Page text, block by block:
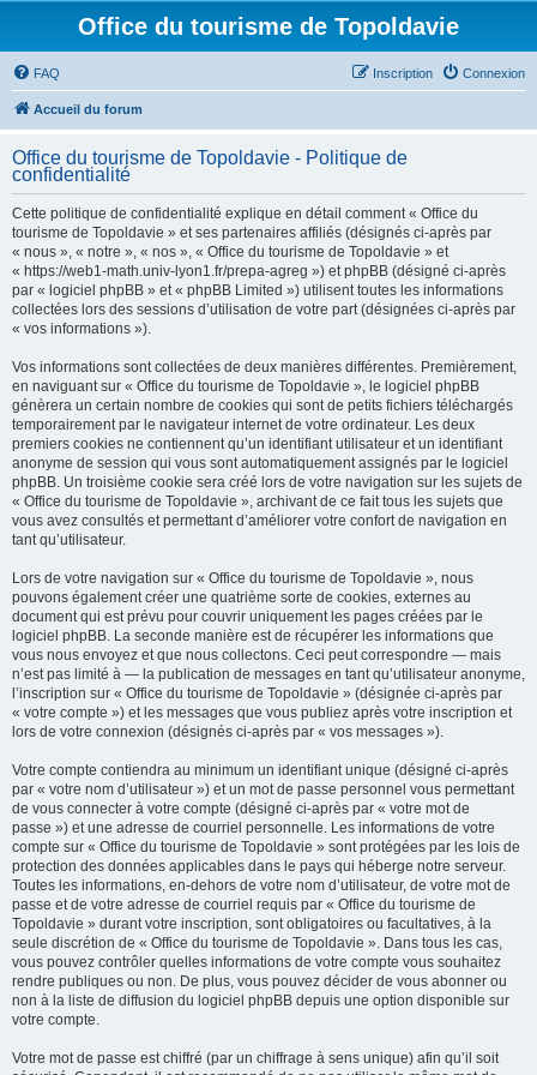
Office du tourisme de Topoldavie
FAQ Connexion
Inscription
Accueil du forum
Office du tourisme de Topoldavie - Politique de
confidentialité
Cette politique de confidentialité explique en détail comment « Office du
tourisme de Topoldavie » et ses partenaires affiliés (désignés ci-après par
« nous », « notre », « nos », « Office du tourisme de Topoldavie » et
« https://web1-math.univ-lyon1.fr/prepa-agreg ») et phpBB (désigné ci-après
par « logiciel phpBB » et « phpBB Limited ») utilisent toutes les informations
collectées lors des sessions d’utilisation de votre part (désignées ci-après par
« vos informations »).
Vos informations sont collectées de deux manières différentes. Premièrement,
en naviguant sur « Office du tourisme de Topoldavie », le logiciel phpBB
génèrera un certain nombre de cookies qui sont de petits fichiers téléchargés
temporairement par le navigateur internet de votre ordinateur. Les deux
premiers cookies ne contiennent qu’un identifiant utilisateur et un identifiant
anonyme de session qui vous sont automatiquement assignés par le logiciel
phpBB. Un troisième cookie sera créé lors de votre navigation sur les sujets de
« Office du tourisme de Topoldavie », archivant de ce fait tous les sujets que
vous avez consultés et permettant d’améliorer votre confort de navigation en
tant qu’utilisateur.
Lors de votre navigation sur « Office du tourisme de Topoldavie », nous
pouvons également créer une quatrième sorte de cookies, externes au
document qui est prévu pour couvrir uniquement les pages créées par le
logiciel phpBB. La seconde manière est de récupérer les informations que
vous nous envoyez et que nous collectons. Ceci peut correspondre — mais
n’est pas limité à — la publication de messages en tant qu’utilisateur anonyme,
l’inscription sur « Office du tourisme de Topoldavie » (désignée ci-après par
« votre compte ») et les messages que vous publiez après votre inscription et
lors de votre connexion (désignés ci-après par « vos messages »).
Votre compte contiendra au minimum un identifiant unique (désigné ci-après
par « votre nom d’utilisateur ») et un mot de passe personnel vous permettant
de vous connecter à votre compte (désigné ci-après par « votre mot de
passe ») et une adresse de courriel personnelle. Les informations de votre
compte sur « Office du tourisme de Topoldavie » sont protégées par les lois de
protection des données applicables dans le pays qui héberge notre serveur.
Toutes les informations, en-dehors de votre nom d’utilisateur, de votre mot de
passe et de votre adresse de courriel requis par « Office du tourisme de
Topoldavie » durant votre inscription, sont obligatoires ou facultatives, à la
seule discrétion de « Office du tourisme de Topoldavie ». Dans tous les cas,
vous pouvez contrôler quelles informations de votre compte vous souhaitez
rendre publiques ou non. De plus, vous pouvez décider de vous abonner ou
non à la liste de diffusion du logiciel phpBB depuis une option disponible sur
votre compte.
Votre mot de passe est chiffré (par un chiffrage à sens unique) afin qu’il soit